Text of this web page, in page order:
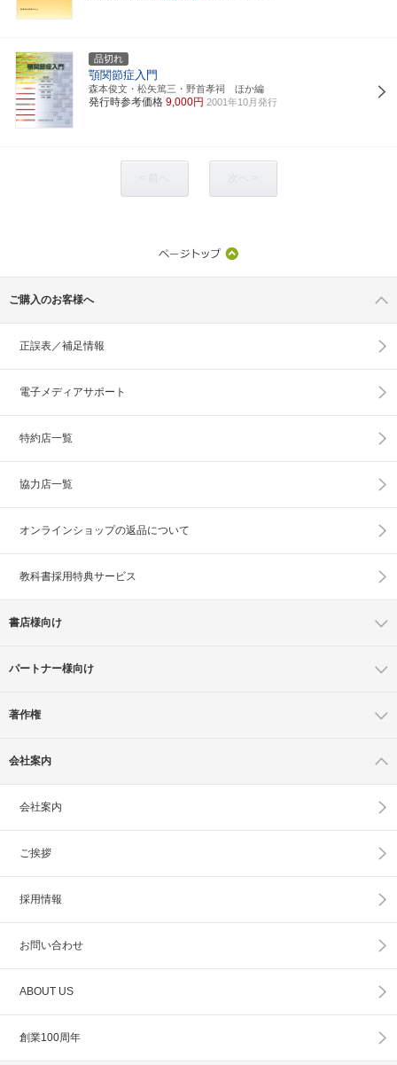
品切れ
顎関節症入門
森本俊文・松矢篤三・野首孝祠 ほか編
発行時参考価格 9,000円 2001年10月発行
ご購入のお客様へ
正誤表／補足情報
電子メディアサポート
特約店一覧
協力店一覧
オンラインショップの返品について
教科書採用特典サービス
書店様向け
パートナー様向け
著作権
会社案内
会社案内
ご挨拶
採用情報
お問い合わせ
ABOUT US
創業100周年